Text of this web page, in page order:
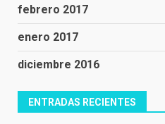
febrero 2017
enero 2017
diciembre 2016
ENTRADAS RECIENTES